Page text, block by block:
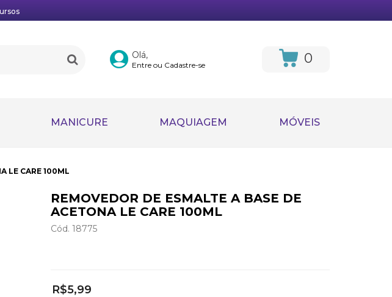
Olá,
Entre ou Cadastre-se 0
MANICURE MAQUIAGEM MÓVEIS
LE CARE 100ML
REMOVEDOR DE ESMALTE A BASE DE
ACETONA LE CARE 100ML
Cód. 18775
R$5,99